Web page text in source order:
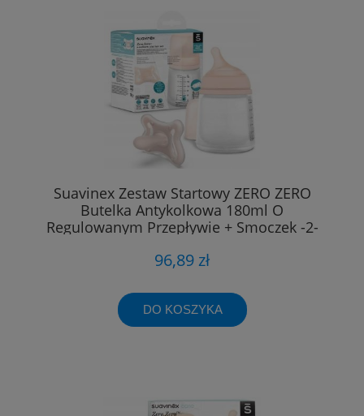
Suavinex Zestaw Startowy ZERO ZERO
Butelka Antykolkowa 180ml O
Regulowanym Przepływie + Smoczek -2-
96,89 zł
DO KOSZYKA